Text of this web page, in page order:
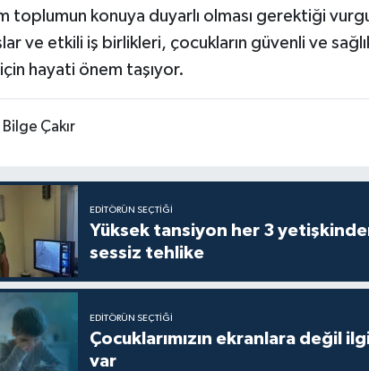
toplumun konuya duyarlı olması gerektiği
ve etkili iş birlikleri, çocukların güvenli ve
için hayati önem taşıyor.
Bilge Çakır
EDITÖRÜN SEÇTIĞI
Yüksek tansiyon her 3
sessiz tehlike
EDITÖRÜN SEÇTIĞI
Çocuklarımızın ekranlara değil
var